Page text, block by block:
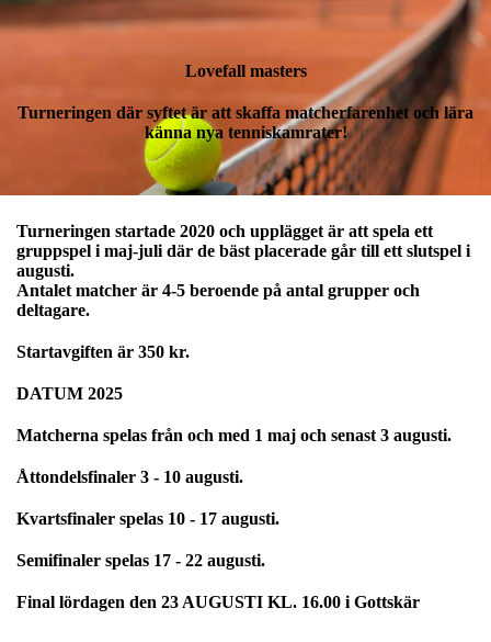
Lovefall masters
Turneringen där syftet är att skaffa matcherfarenhet och lära
känna nya tenniskamrater!
Turneringen startade 2020 och upplägget är att spela ett
gruppspel i maj-juli där de bäst placerade går till ett slutspel i
augusti.
Antalet matcher är 4-5 beroende på antal grupper och
deltagare.
Startavgiften är 350 kr.
DATUM 2025
Matcherna spelas från och med 1 maj och senast 3 augusti.
Åttondelsfinaler 3 - 10 augusti.
Kvartsfinaler spelas 10 - 17 augusti.
Semifinaler spelas 17 - 22 augusti.
Final lördagen den 23 AUGUSTI KL. 16.00 i Gottskär